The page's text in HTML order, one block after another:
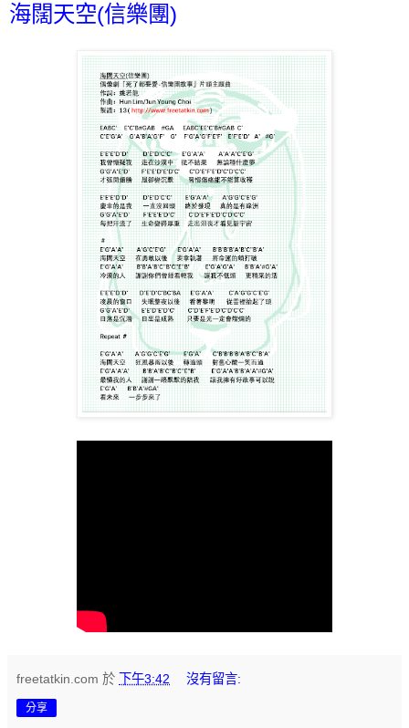
海闊天空(信樂團)
freetatkin.com 於 下午3:42 沒有留言:
分享